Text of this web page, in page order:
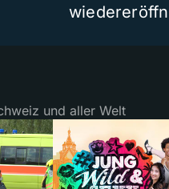
und aller Welt